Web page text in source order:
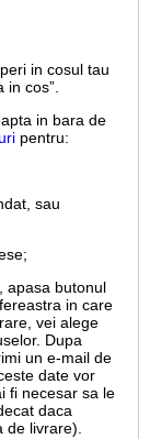
in cosul tau
in cos”.
in bara de
pentru:
sau
apasa butonul
in care
vei alege
Dupa
un e-mail de
date vor
fi necesar sa le
daca
de livrare).